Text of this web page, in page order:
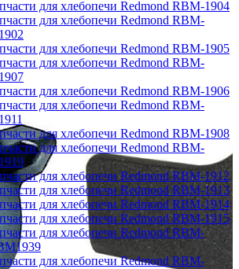
для хлебопечи Redmond RBM-1904
для хлебопечи Redmond RBM-
для хлебопечи Redmond RBM-1905
для хлебопечи Redmond RBM-
для хлебопечи Redmond RBM-1906
для хлебопечи Redmond RBM-
для хлебопечи Redmond RBM-1908
для хлебопечи Redmond RBM-
для хлебопечи Redmond RBM-1912
для хлебопечи Redmond RBM-1913
для хлебопечи Redmond RBM-1914
для хлебопечи Redmond RBM-1915
для хлебопечи Redmond RBM-
для хлебопечи Redmond RBM-